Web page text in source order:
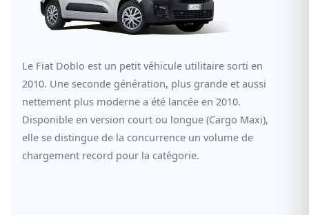
Le Fiat Doblo est un petit véhicule utilitaire sorti en
2010. Une seconde génération, plus grande et aussi
nettement plus moderne a été lancée en 2010.
Disponible en version court ou longue (Cargo Maxi),
elle se distingue de la concurrence un volume de
chargement record pour la catégorie.